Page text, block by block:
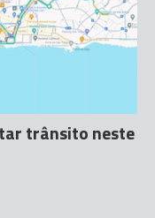
trânsito neste